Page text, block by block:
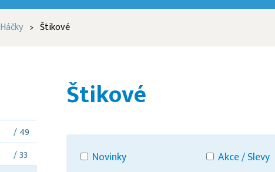
Háčky > Štikové
/ 49
/ 33
Štikové
Novinky Akce / Slevy